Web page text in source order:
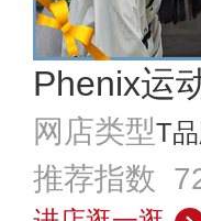
Phenix运
网店类型T
推荐指数